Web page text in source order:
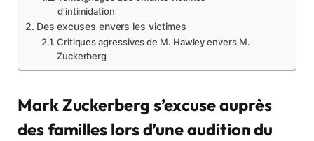
d’intimidation
Des excuses envers les victimes
Critiques agressives de M. Hawley envers M.
Zuckerberg
Mark Zuckerberg s’excuse auprès
des familles lors d’une audition du